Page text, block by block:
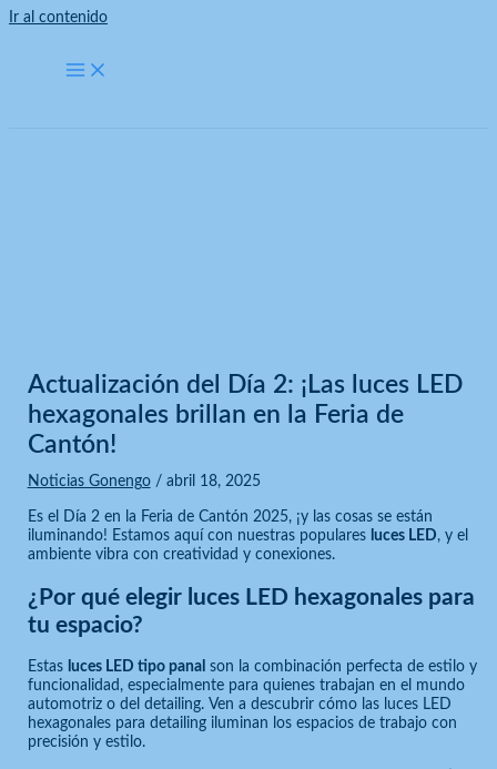
Ir al contenido
Actualización del Día 2: ¡Las luces LED
hexagonales brillan en la Feria de
Cantón!
Noticias Gonengo/ abril 18, 2025
Es el Día 2 en la Feria de Cantón 2025, ¡y las cosas se están
iluminando! Estamos aquí con nuestras populares luces LED, y el
ambiente vibra con creatividad y conexiones.
¿Por qué elegir luces LED hexagonales para
tu espacio?
Estas luces LED tipo panal son la combinación perfecta de estilo y
funcionalidad, especialmente para quienes trabajan en el mundo
automotriz o del detailing. Ven a descubrir cómo las luces LED
hexagonales para detailing iluminan los espacios de trabajo con
precisión y estilo.